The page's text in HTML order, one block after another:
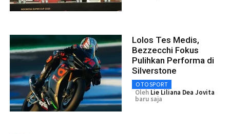
Lolos Tes Medis,
Bezzecchi Fokus
Pulihkan Performa di
Silverstone
OTOSPORT
Oleh Lie Liliana Dea Jovita
baru saja